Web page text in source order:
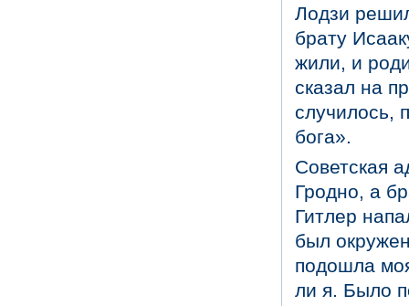
Лодзи
брату
жили, и
сказал на
случилось,
бога».
Советская
Гродно, а
Гитлер
был
подошла
ли я. Было